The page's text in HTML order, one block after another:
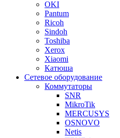
OKI
Pantum
Ricoh
Sindoh
Toshiba
Xerox
Xiaomi
Катюша
Сетевое оборудование
Коммутаторы
SNR
MikroTik
MERCUSYS
OSNOVO
Netis